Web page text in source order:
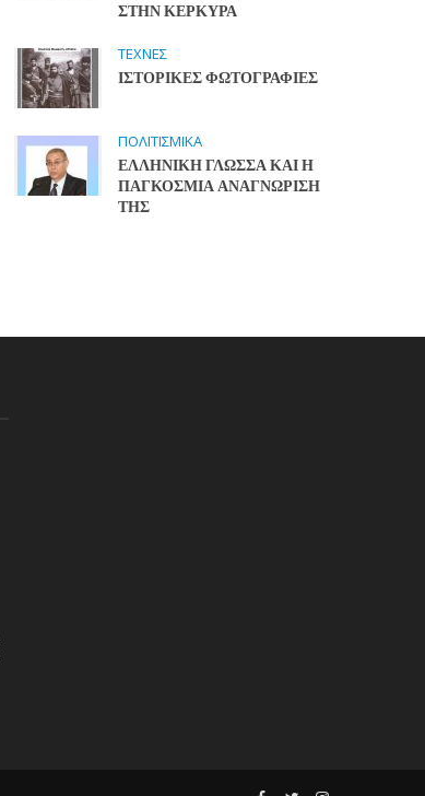
ΣΤΗΝ ΚΕΡΚΥΡΑ
ΤΕΧΝΕΣ
ΙΣΤΟΡΙΚΕΣ ΦΩΤΟΓΡΑΦΙΕΣ
ΠΟΛΙΤΙΣΜΙΚΑ
ΕΛΛΗΝΙΚΗ ΓΛΩΣΣΑ ΚΑΙ Η
ΠΑΓΚΟΣΜΙΑ ΑΝΑΓΝΩΡΙΣΗ
ΤΗΣ